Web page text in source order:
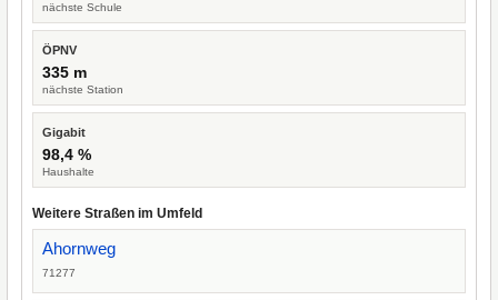
nächste Schule
ÖPNV
335 m
nächste Station
Gigabit
98,4 %
Haushalte
Weitere Straßen im Umfeld
Ahornweg
71277